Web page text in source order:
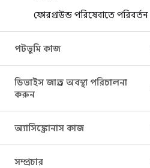
ফোরগ্রাউন্ড পরিষেবাতে পরিবর্তন
পটভূমি কাজ
ডিভাইস জাগ্রত অবস্থা পরিচালনা
করুন
অ্যাসিঙ্ক্রোনাস কাজ
সম্প্রচার